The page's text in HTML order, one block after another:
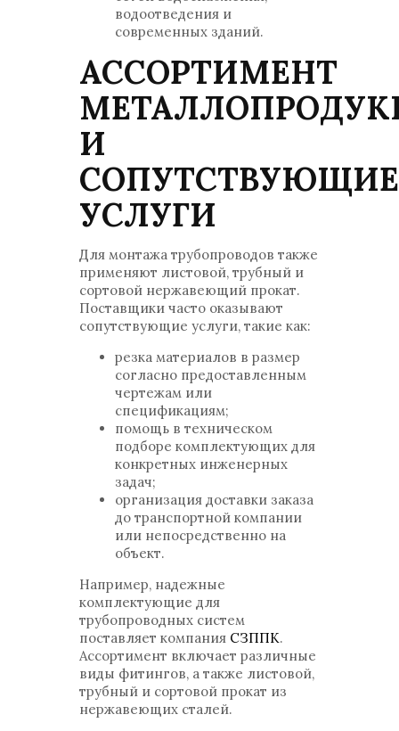
водоотведения и
современных зданий.
АССОРТИМЕНТ
И
СОПУТСТВУЮЩИЕ
УСЛУГИ
Для монтажа трубопроводов также
применяют листовой, трубный и
сортовой нержавеющий прокат.
Поставщики часто оказывают
сопутствующие услуги, такие как:
резка материалов в размер
согласно предоставленным
чертежам или
спецификациям;
помощь в техническом
подборе комплектующих для
конкретных инженерных
задач;
организация доставки заказа
до транспортной компании
или непосредственно на
объект.
Например, надежные
комплектующие для
трубопроводных систем
поставляет компания СЗППК.
Ассортимент включает различные
виды фитингов, а также листовой,
трубный и сортовой прокат из
нержавеющих сталей.